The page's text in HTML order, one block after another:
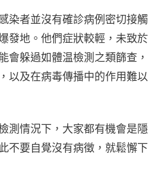
染者並沒有確診病例密切接觸
發地。他們症狀較輕，未致於
會躲過如體温檢測之類篩查，
以及在病毒傳播中的作用難以
測情況下，大家都有機會是隱
不要自覺沒有病徵，就鬆懈下